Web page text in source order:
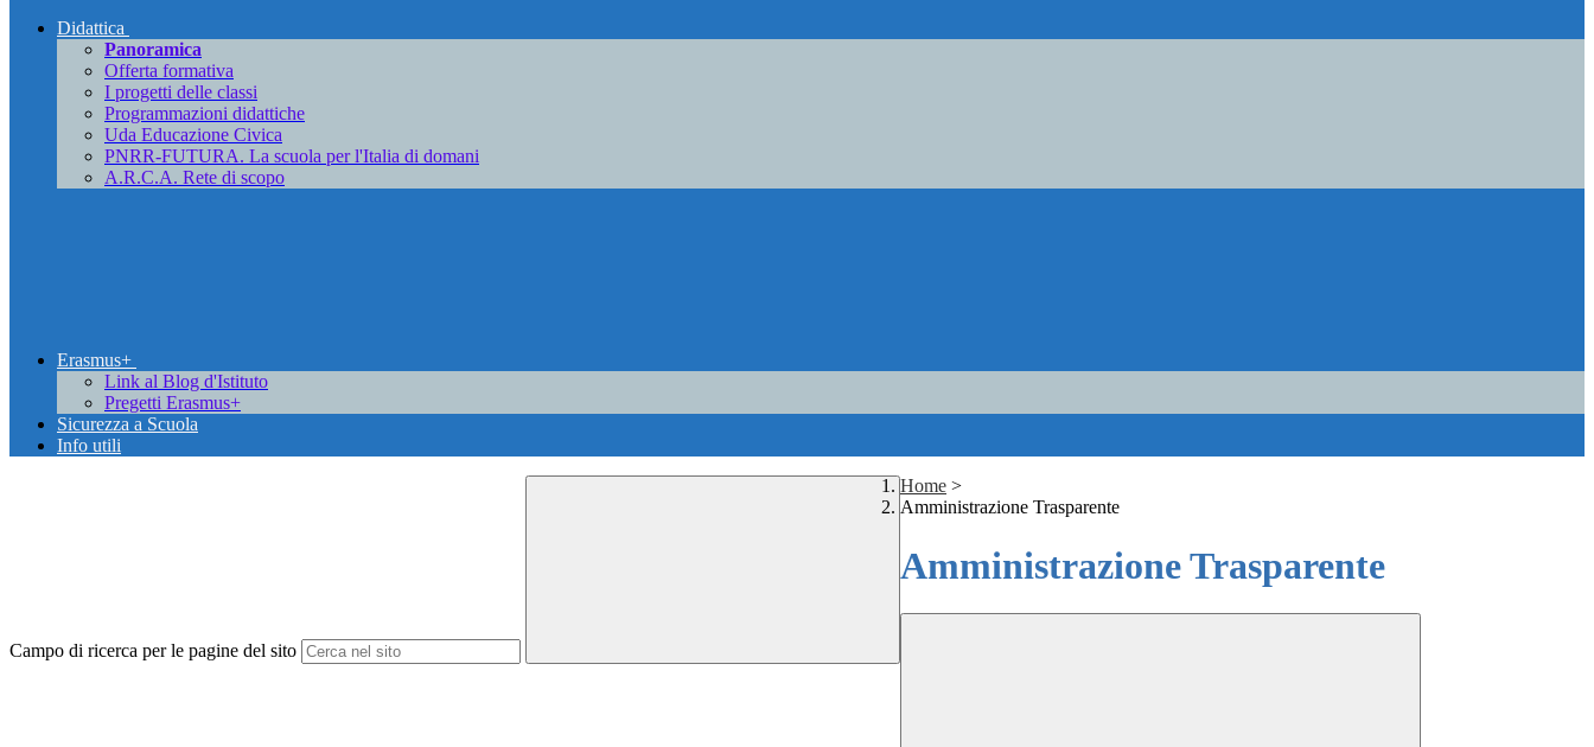
Didattica
Panoramica
Offerta formativa
I progetti delle classi
Programmazioni didattiche
Uda Educazione Civica
PNRR-FUTURA. La scuola per l'Italia di domani
A.R.C.A. Rete di scopo
Erasmus+
Link al Blog d'Istituto
Pregetti Erasmus+
Sicurezza a Scuola
Info utili
Campo di ricerca per le pagine del sito
Home >
Amministrazione Trasparente
Amministrazione Trasparente